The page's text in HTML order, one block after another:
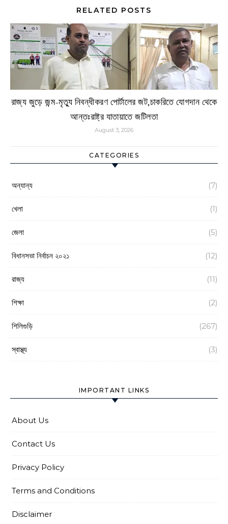
RELATED POSTS
রাজ্য জুড়ে জন্ম-মৃত্যু নিবন্ধীকরণ পোর্টালের জট,চাকরিতে যোগদান থেকে
আন্তঃরাষ্ট্র যাতায়াতে জটিলতা
August 3, 2026
CATEGORIES
অন্যান্য (7)
খেলা (1)
জেলা (5)
বিধানসভা নির্বাচন ২০২১ (12)
রাজ্য (11)
শিক্ষা (2)
শিলিগুড়ি (267)
স্বাস্থ্য (3)
IMPORTANT LINKS
About Us
Contact Us
Privacy Policy
Terms and Conditions
Disclaimer